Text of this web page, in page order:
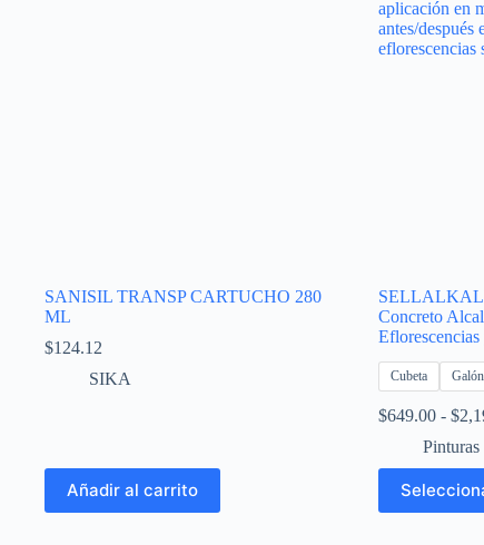
SANISIL TRANSP CARTUCHO 280
ML
$124.12
SIKA
Añadir al carrito
SELLALKALI
Concreto
Cubeta Galón
$649.00 - $
Pinturas
Este
producto
tiene